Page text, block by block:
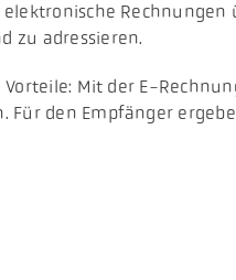
Rechnungen
zu adressieren.
Mit der E-
den Empfänger